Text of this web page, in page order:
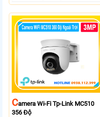
CAmera Wi-Fi Tp-Link MC510
356 Độ